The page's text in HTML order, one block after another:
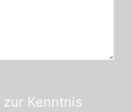
zur Kenntnis